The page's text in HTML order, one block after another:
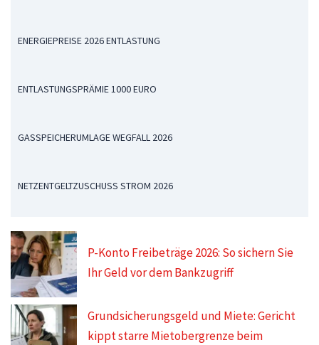
ENERGIEPREISE 2026 ENTLASTUNG
ENTLASTUNGSPRÄMIE 1000 EURO
GASSPEICHERUMLAGE WEGFALL 2026
NETZENTGELTZUSCHUSS STROM 2026
P-Konto Freibeträge 2026: So sichern Sie
Ihr Geld vor dem Bankzugriff
Grundsicherungsgeld und Miete: Gericht
kippt starre Mietobergrenze beim